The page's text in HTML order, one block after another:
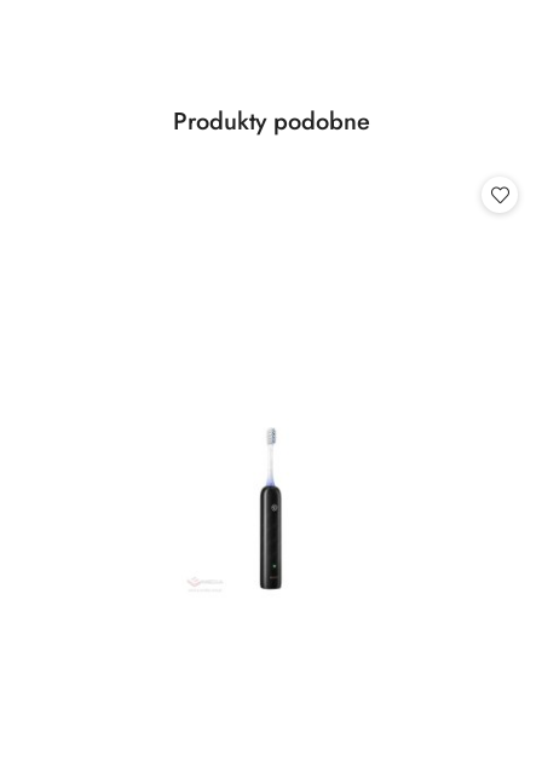
Pomiń karuzelę produktów
Produkty
Produkty podobne